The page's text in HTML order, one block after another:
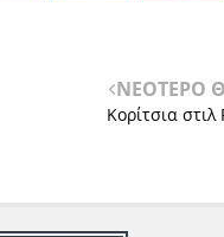
ΝΕΟΤΕΡΟ
Κορίτσια